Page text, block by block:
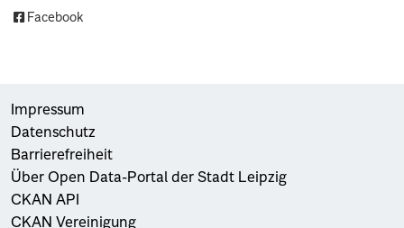
Facebook
Impressum
Datenschutz
Barrierefreiheit
Über Open Data-Portal der Stadt Leipzig
CKAN API
CKAN Vereinigung